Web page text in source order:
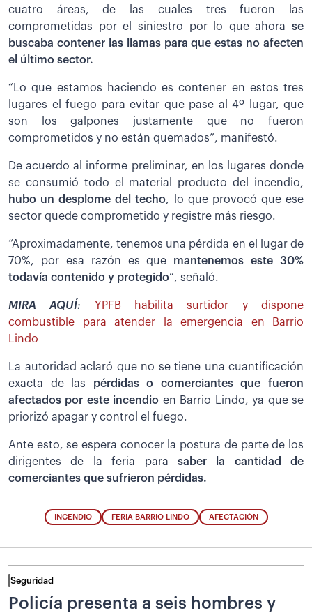
cuatro áreas, de las cuales tres fueron las
comprometidas por el siniestro por lo que ahora se
buscaba contener las llamas para que estas no afecten
el último sector.
“Lo que estamos haciendo es contener en estos tres
lugares el fuego para evitar que pase al 4º lugar, que
son los galpones justamente que no fueron
comprometidos y no están quemados”, manifestó.
De acuerdo al informe preliminar, en los lugares donde
se consumió todo el material producto del incendio,
hubo un desplome del techo, lo que provocó que ese
sector quede comprometido y registre más riesgo.
“Aproximadamente, tenemos una pérdida en el lugar de
70%, por esa razón es que mantenemos este 30%
todavía contenido y protegido”, señaló.
MIRA AQUÍ: YPFB habilita surtidor y dispone
combustible para atender la emergencia en Barrio
Lindo
La autoridad aclaró que no se tiene una cuantificación
exacta de las pérdidas o comerciantes que fueron
afectados por este incendio en Barrio Lindo, ya que se
priorizó apagar y control el fuego.
Ante esto, se espera conocer la postura de parte de los
dirigentes de la feria para saber la cantidad de
comerciantes que sufrieron pérdidas.
INCENDIO FERIA BARRIO LINDO AFECTACIÓN
Seguridad
Policía presenta a seis hombres y